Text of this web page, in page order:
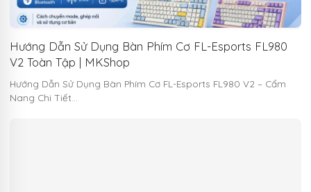
Hướng Dẫn Sử Dụng Bàn Phím Cơ FL-Esports FL980
V2 Toàn Tập | MKShop
Hướng Dẫn Sử Dụng Bàn Phím Cơ FL-Esports FL980 V2 – Cẩm
Nang Chi Tiết…